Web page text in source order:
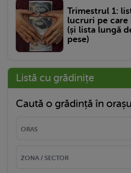
Trimestrul 1:
lucruri pe care
(și lista lungă
pese)
Listă cu grădinițe
Caută o grădință în